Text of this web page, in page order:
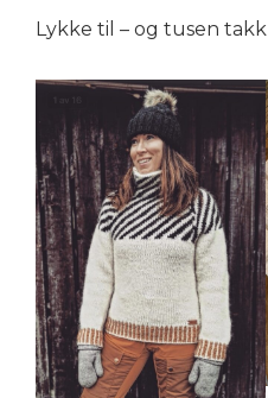
Lykke til – og tusen